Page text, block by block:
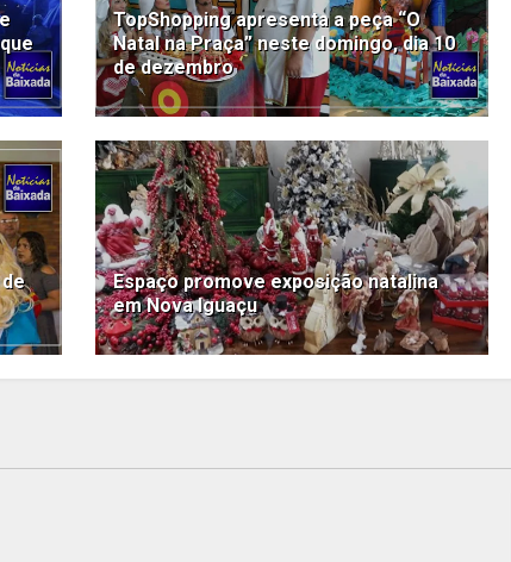
TopShopping apresenta a peça “O
Natal na Praça” neste domingo, dia 10
de dezembro
Espaço promove exposição natalina
em Nova Iguaçu